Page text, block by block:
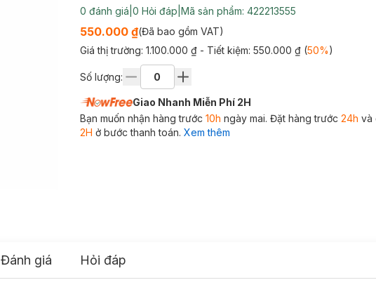
0 đánh giá 0 Hỏi đáp Mã sản phẩm: 422213555
550.000 ₫(Đã bao gồm VAT)
Giá thị trường: 1.100.000 ₫ - Tiết kiệm: 550.000 ₫(50%)
Số lượng:
Giao Nhanh Miễn Phí 2H
Bạn muốn nhận hàng trước 10h ngày mai. Đặt hàng trước 24h và
2H ở bước thanh toán. Xem thêm
Đánh giá Hỏi đáp